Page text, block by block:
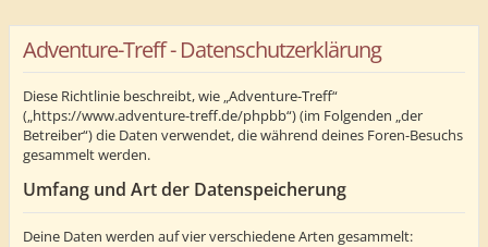
Adventure-Treff - Datenschutzerklärung
Diese Richtlinie beschreibt, wie „Adventure-Treff“
(„https://www.adventure-treff.de/phpbb“) (im Folgenden „der
Betreiber“) die Daten verwendet, die während deines Foren-Besuchs
gesammelt werden.
Umfang und Art der Datenspeicherung
Deine Daten werden auf vier verschiedene Arten gesammelt: